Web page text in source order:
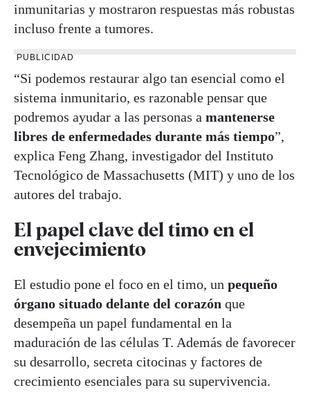
inmunitarias y mostraron respuestas más robustas
incluso frente a tumores.
PUBLICIDAD
“Si podemos restaurar algo tan esencial como el
sistema inmunitario, es razonable pensar que
podremos ayudar a las personas a mantenerse
libres de enfermedades durante más tiempo”,
explica Feng Zhang, investigador del Instituto
Tecnológico de Massachusetts (MIT) y uno de los
autores del trabajo.
El papel clave del timo en el
envejecimiento
El estudio pone el foco en el timo, un pequeño
órgano situado delante del corazón que
desempeña un papel fundamental en la
maduración de las células T. Además de favorecer
su desarrollo, secreta citocinas y factores de
crecimiento esenciales para su supervivencia.